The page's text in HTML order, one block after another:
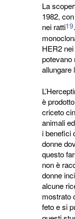
La
1982,
nei ratti19
HER2
potevano
allungare
è
criceto
animali
i benefici
donne
questo
non è
donne
alcune
mostrato
feto e si